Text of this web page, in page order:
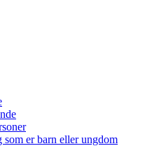
som er barn eller ungdom